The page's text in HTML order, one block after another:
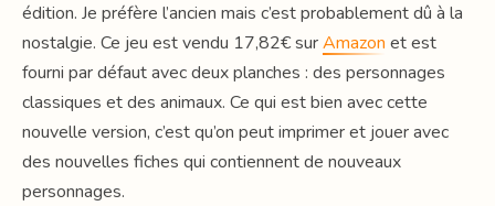
édition. Je préfère l’ancien mais c’est probablement dû à la
nostalgie. Ce jeu est vendu 17,82€ surAmazon et est
fourni par défaut avec deux planches : des personnages
classiques et des animaux. Ce qui est bien avec cette
nouvelle version, c’est qu’on peut imprimer et jouer avec
des nouvelles fiches qui contiennent de nouveaux
personnages.